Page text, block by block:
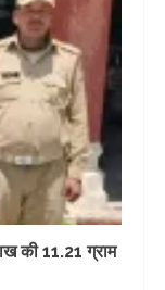
की 11.21 ग्राम